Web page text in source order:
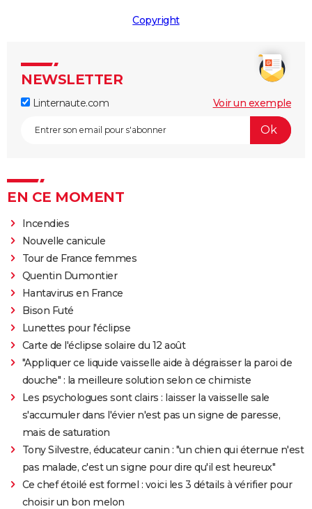
Copyright
NEWSLETTER
Linternaute.com Voir un exemple
EN CE MOMENT
Incendies
Nouvelle canicule
Tour de France femmes
Quentin Dumontier
Hantavirus en France
Bison Futé
Lunettes pour l'éclipse
Carte de l'éclipse solaire du 12 août
"Appliquer ce liquide vaisselle aide à dégraisser la paroi de
douche" : la meilleure solution selon ce chimiste
Les psychologues sont clairs : laisser la vaisselle sale
s'accumuler dans l'évier n'est pas un signe de paresse,
mais de saturation
Tony Silvestre, éducateur canin : "un chien qui éternue n'est
pas malade, c'est un signe pour dire qu'il est heureux"
Ce chef étoilé est formel : voici les 3 détails à vérifier pour
choisir un bon melon